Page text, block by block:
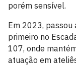
porém sensível.
Em 2023, passou
primeiro no
107, onde
atuação em